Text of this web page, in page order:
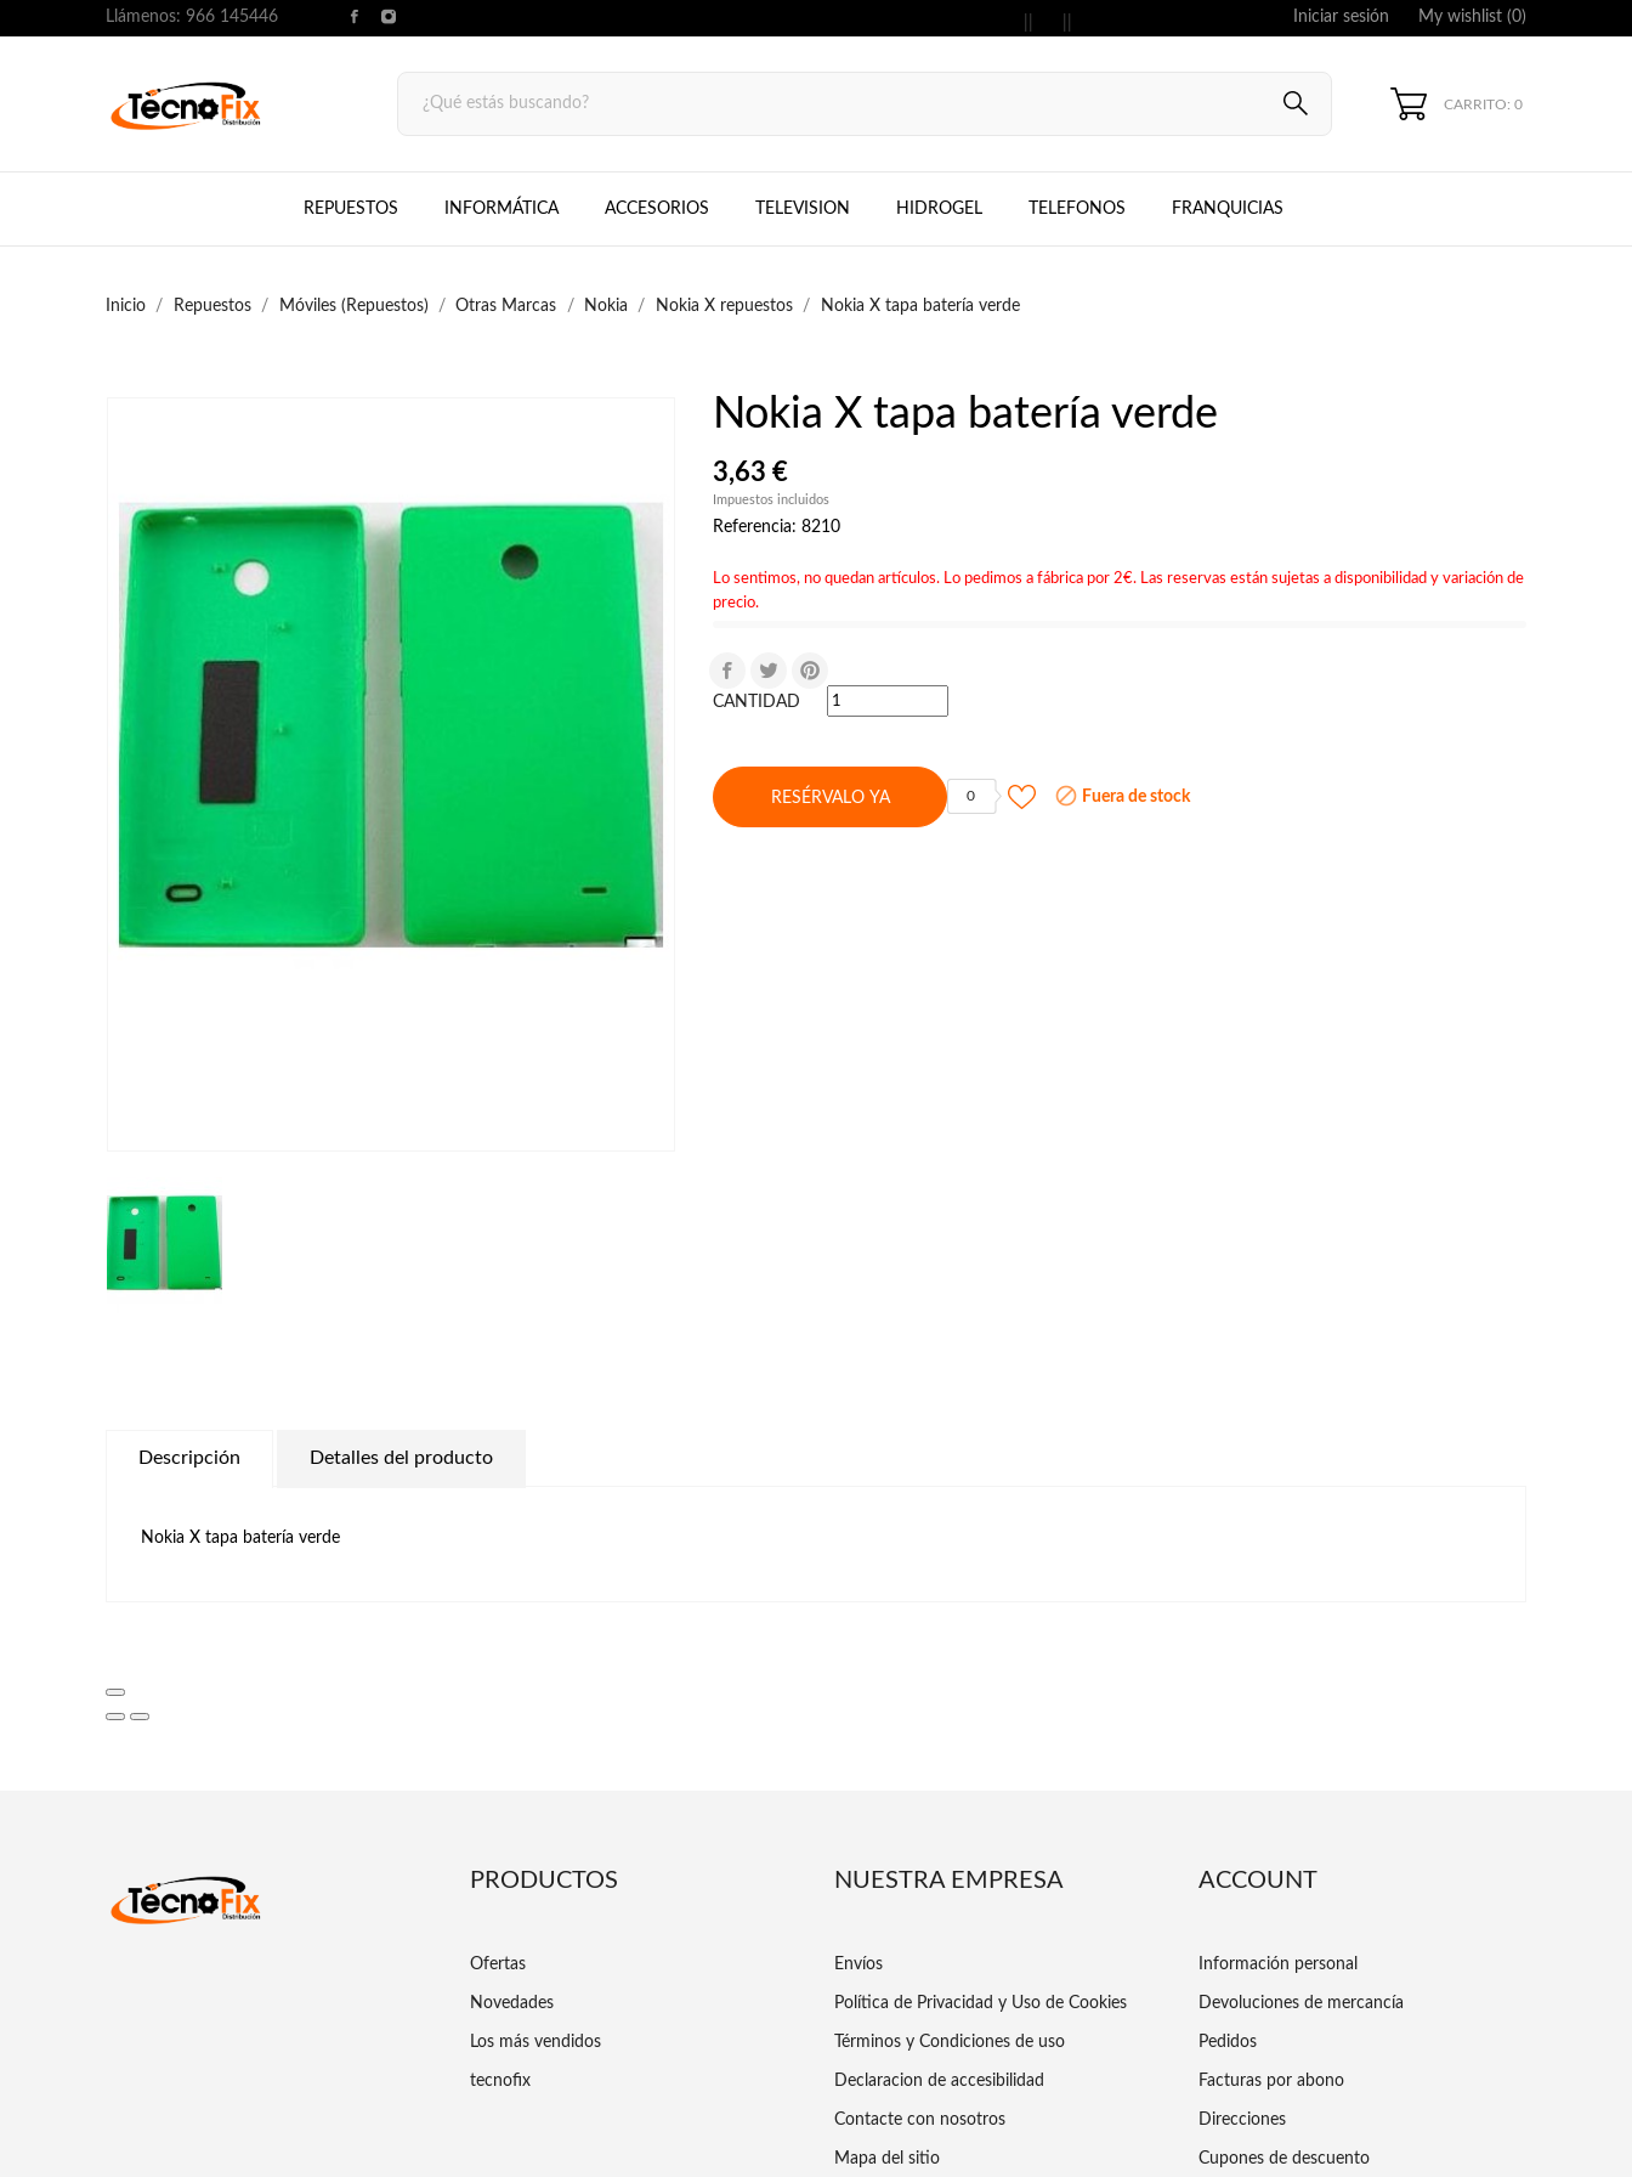
Llámenos: 966 145446 Iniciar sesión My wishlist (0)
CARRITO: 0
REPUESTOS INFORMÁTICA ACCESORIOS TELEVISION HIDROGEL TELEFONOS FRANQUICIAS
Inicio Repuestos Móviles (Repuestos) Otras Marcas Nokia Nokia X repuestos Nokia X tapa batería verde
Nokia X tapa batería verde
3,63 €
Impuestos incluidos
Referencia: 8210
Lo sentimos, no quedan artículos. Lo pedimos a fábrica por 2€. Las reservas están sujetas a disponibilidad y variación de
precio.
CANTIDAD
RESÉRVALO YA 0  Fuera de stock
Descripción Detalles del producto
Nokia X tapa batería verde
PRODUCTOS
Ofertas
Novedades
Los más vendidos
tecnofix
NUESTRA EMPRESA
Envíos
Política de Privacidad y Uso de Cookies
Términos y Condiciones de uso
Declaracion de accesibilidad
Contacte con nosotros
Mapa del sitio
ACCOUNT
Información personal
Devoluciones de mercancía
Pedidos
Facturas por abono
Direcciones
Cupones de descuento